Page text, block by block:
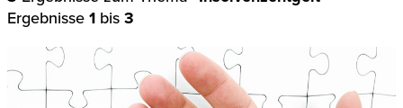
Ergebnisse 1 bis 3